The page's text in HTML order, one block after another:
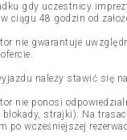
gdy uczestnicy
ciągu 48 godzin od
nie gwarantuje
należy stawić się
nie ponosi
blokady, strajki). Na
po wcześniejszej